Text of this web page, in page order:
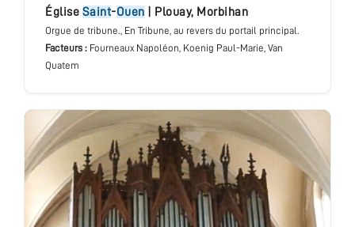
église Saint-Ouen Plouay, Morbihan
Orgue de tribune.
, En Tribune, au revers du portail principal.
Facteurs : Fourneaux Napoléon, Koenig Paul-Marie, Van
Quatem